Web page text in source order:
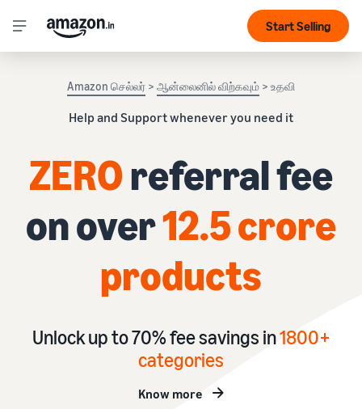
Start Selling
Amazon செல்லர் > ஆன்லைனில் விற்கவும் > உதவி
Help and Support whenever you need it
ZEROreferral fee
on over12.5 crore
products
Unlock up to 70% fee savings in1800+
categories
Know more